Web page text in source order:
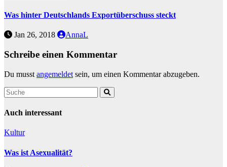
Was hinter Deutschlands Exportüberschuss steckt
Jan 26, 2018 AnnaL
Schreibe einen Kommentar
Du musst angemeldet sein, um einen Kommentar abzugeben.
Auch interessant
Kultur
Was ist Asexualität?